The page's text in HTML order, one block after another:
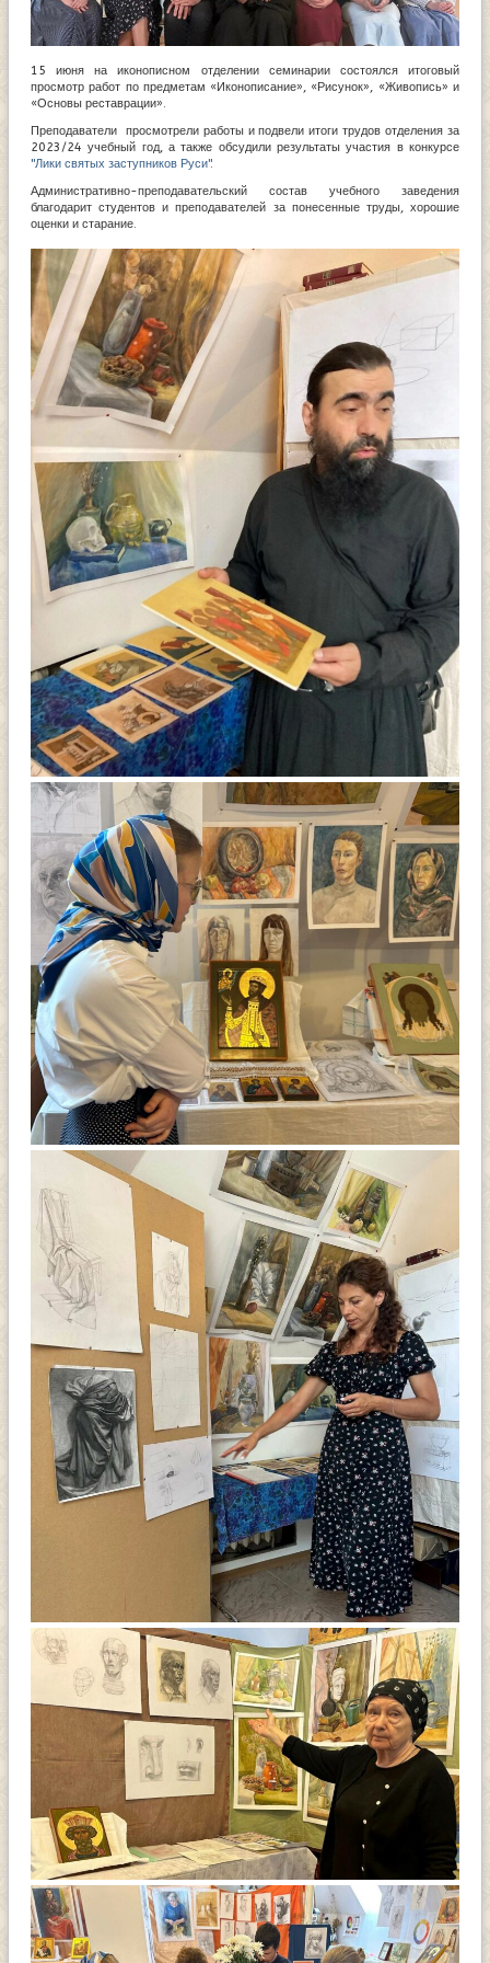
15 июня на иконописном отделении семинарии состоялся итоговый
просмотр работ по предметам «Иконописание», «Рисунок», «Живопись» и
«Основы реставрации».
Преподаватели просмотрели работы и подвели итоги трудов отделения за
2023/24 учебный год, а также обсудили результаты участия в конкурсе
"Лики святых заступников Руси".
Административно-преподавательский состав учебного заведения
благодарит студентов и преподавателей за понесенные труды, хорошие
оценки и старание.